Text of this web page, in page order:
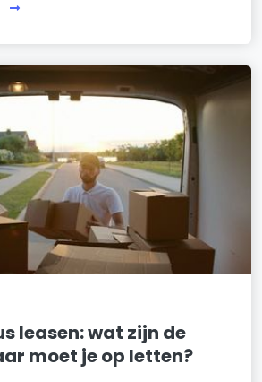
leasen: wat zijn de
moet je op letten?